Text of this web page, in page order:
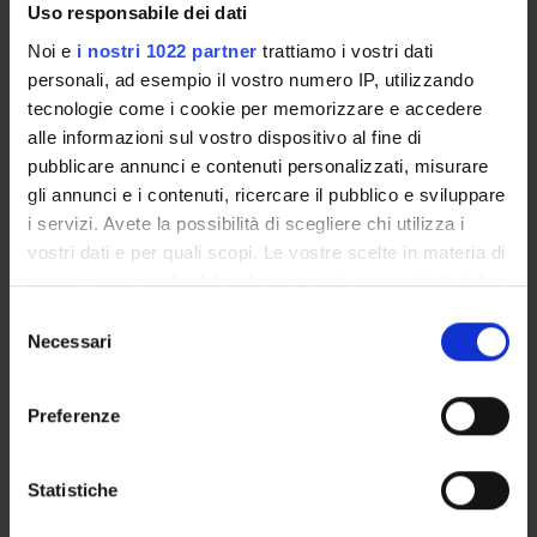
Uso responsabile dei dati
Noi e i nostri 1022 partner trattiamo i vostri dati
personali, ad esempio il vostro numero IP, utilizzando
tecnologie come i cookie per memorizzare e accedere
alle informazioni sul vostro dispositivo al fine di
pubblicare annunci e contenuti personalizzati, misurare
gli annunci e i contenuti, ricercare il pubblico e sviluppare
i servizi. Avete la possibilità di scegliere chi utilizza i
vostri dati e per quali scopi. Le vostre scelte in materia di
privacy sono applicabili solo su questa proprietà digitale
modificare o revocare il proprio consenso in qualsiasi
momento dalla Dichiarazione sui cookie o facendo clic
raccogliere informazioni sulla tua posizione
geografica, con un'approssimazione di qualche
delNecessari
Preferenze
Statistiche
Calendario esami
Bacheca avvisi
Proposte tesi e stage
Organi collegiali e di governo
Docenti
OFFERTA FORMATIVA
CORSI DI STUDIO
DOTTORATI, MASTER E FORMAZIONE SUPERIORE
Persone
Calendario